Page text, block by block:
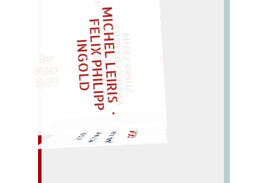
L
Z
T
"
Surfer, bereust du dein
forfait i
m Orkus? o
Sphärenurs!
M
I
C
H
E
L
L
E
I
R
I
S
・
F
E
L
I
X
P
H
I
L
I
P
P
I
N
G
O
L
D
– EIN GLOSSAR –